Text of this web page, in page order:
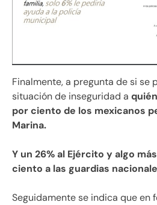
Finalmente, a pregunta de si se
situación de inseguridad a
por ciento de los mexicanos
Marina.
Y un 26% al Ejército y algo
ciento a las guardias
Seguidamente se indica que en